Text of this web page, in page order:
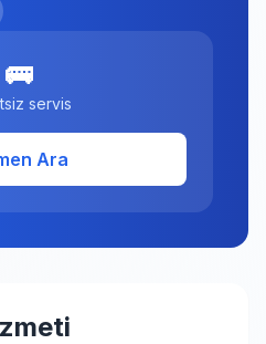
🚌
servis
Ara